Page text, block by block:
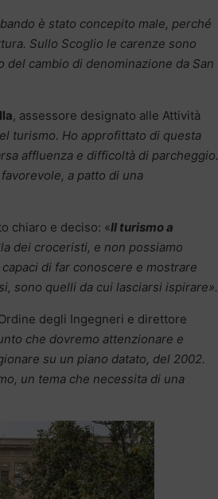
è stato concepito male, perché
Sullo Scoglio le carenze sono
cambio di denominazione da San
, assessore designato alle Attività
turismo. Ho approfittato di questa
affluenza e difficoltà di parcheggio.
a patto di una
chiaro e deciso: «Il turismo a
dei croceristi, e non possiamo
di far conoscere e mostrare
sono quelli da cui lasciarsi ispirare».
degli Ingegneri e direttore
che dovremo attenzionare e
su un piano datato, del 2002.
un tema che necessita di una